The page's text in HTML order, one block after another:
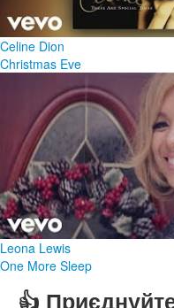
Celine Dion
Christmas Eve
Leona Lewis
One More Sleep
👍